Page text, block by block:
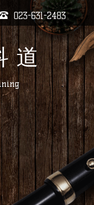
023-631-2483
道